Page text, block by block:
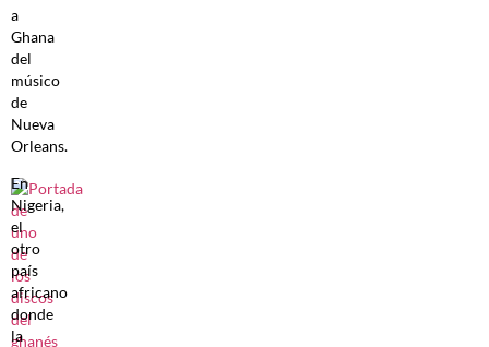
a
Ghana
del
músico
de
Nueva
Orleans.
En
Nigeria,
el
otro
país
africano
donde
la